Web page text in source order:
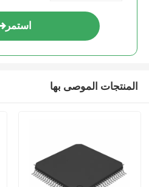
استمر
المنتجات الموصى بها